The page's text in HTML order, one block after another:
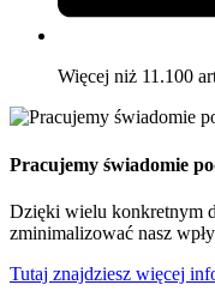
Więcej niż 11.100
Pracujemy świadomie
Dzięki wielu konkretnym
zminimalizować nasz
Tutaj znajdziesz więcej